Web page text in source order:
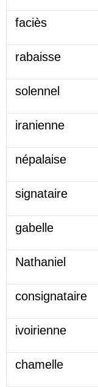
faciès
rabaisse
solennel
iranienne
népalaise
signataire
gabelle
Nathaniel
consignataire
ivoirienne
chamelle